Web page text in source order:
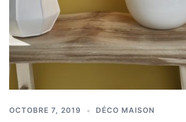
OCTOBRE 7, 2019 DÉCO MAISON